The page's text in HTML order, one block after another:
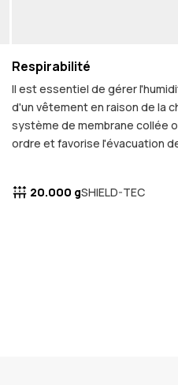
Respirabilité
Il est essentiel de gérer
d'un vêtement en raison de la
système de membrane collée
ordre et favorise l'évacuation
20.000 gSHIELD-TEC